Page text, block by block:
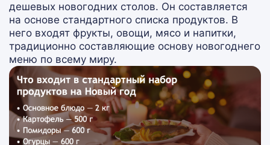
дешевых новогодних столов. Он составляется
на основе стандартного списка продуктов. В
него входят фрукты, овощи, мясо и напитки,
традиционно составляющие основу новогоднего
меню по всему миру.